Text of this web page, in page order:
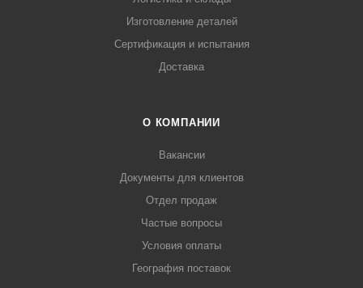
Изготовление деталей
Сертификация и испытания
Доставка
О КОМПАНИИ
Вакансии
Документы для клиентов
Отдел продаж
Частые вопросы
Условия оплаты
География поставок